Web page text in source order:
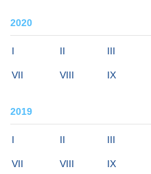
2020
I II III
VII VIII IX
2019
I II III
VII VIII IX